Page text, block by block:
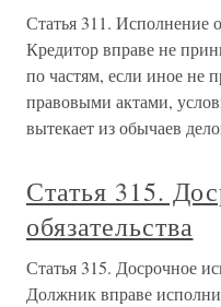
Статья 311. Исполнение
Кредитор вправе не
по частям, если иное не
правовыми актами,
вытекает из обычаев
Статья 315.
обязательства
Статья 315. Досрочное
Должник вправе